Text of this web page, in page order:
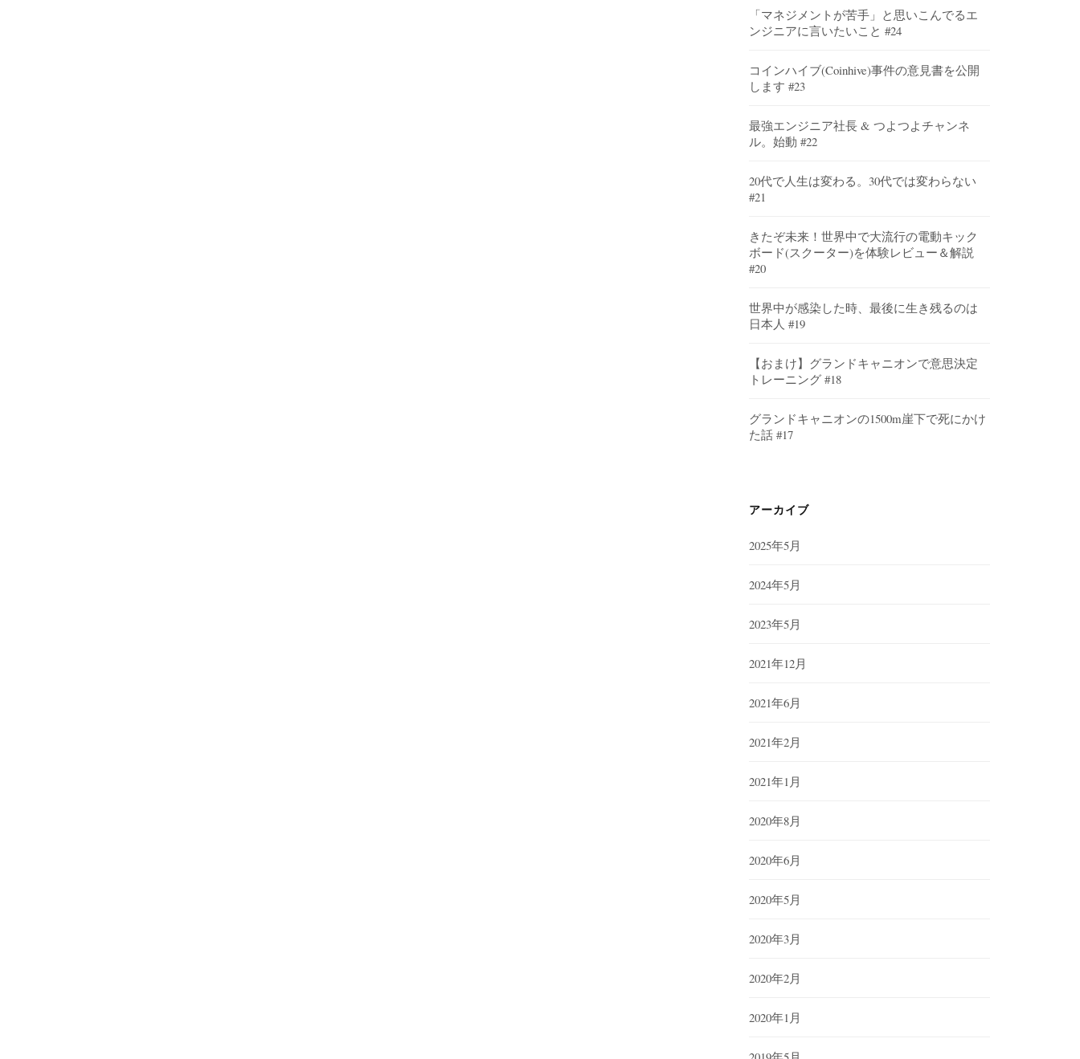
「マネジメントが苦手」と思いこんでるエ
ンジニアに言いたいこと #24
コインハイブ(Coinhive)事件の意見書を公開
します #23
最強エンジニア社長 & つよつよチャンネ
ル。始動 #22
20代で人生は変わる。30代では変わらない
#21
きたぞ未来！世界中で大流行の電動キック
ボード(スクーター)を体験レビュー＆解説
#20
世界中が感染した時、最後に生き残るのは
日本人 #19
【おまけ】グランドキャニオンで意思決定
トレーニング #18
グランドキャニオンの1500m崖下で死にかけ
た話 #17
アーカイブ
2025年5月
2024年5月
2023年5月
2021年12月
2021年6月
2021年2月
2021年1月
2020年8月
2020年6月
2020年5月
2020年3月
2020年2月
2020年1月